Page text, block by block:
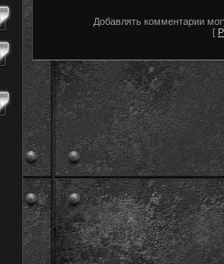
Добавлять комментарии
[